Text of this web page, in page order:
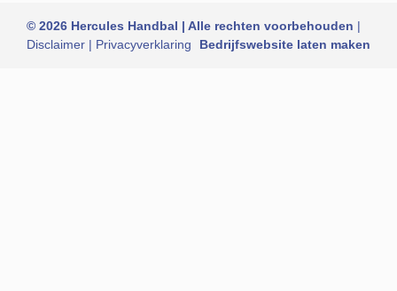
© 2026 Hercules Handbal | Alle rechten voorbehouden |
Disclaimer | Privacyverklaring Bedrijfswebsite laten maken